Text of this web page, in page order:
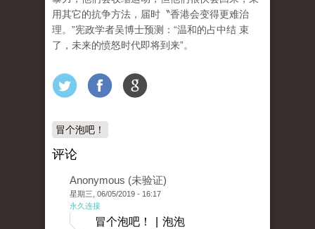
用其它的抗争方法，届时〝香港会变得更难治
理。”宪政学者吴博士预测：“温和的占中结 束
了，未来的愤怒时代即将到来”。
冒个泡吧！
评论
Anonymous (未验证)
星期三, 06/05/2019 - 16:17
永久连接
冒个泡吧！ | 泡泡